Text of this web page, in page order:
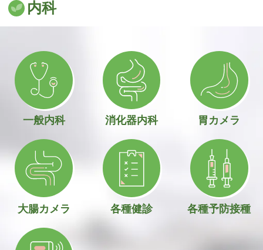
内科
一般内科 消化器内科 胃カメラ
大腸カメラ 各種健診 各種予防接種